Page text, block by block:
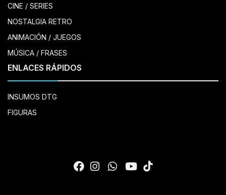
CINE / SERIES
NOSTALGIA RETRO
ANIMACIÓN / JUEGOS
MÚSICA / FRASES
ENLACES RÁPIDOS
INSUMOS DTG
FIGURAS